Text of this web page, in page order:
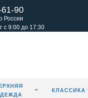
90
России
с 9:00 до 17:30
КЛАССИКА